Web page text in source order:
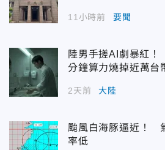
11小時前 要聞
陸男手搓AI劇暴紅
分鐘算力燒掉近萬台
2天前 大陸
颱風白海豚逼近！
率低